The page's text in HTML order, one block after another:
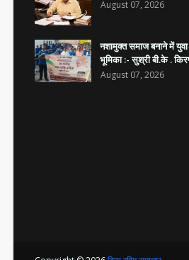
August 07, 2026
नशामुक्त समाज बनाने में युवा
भूमिका :- सुश्री बी.के .
August 07, 2026